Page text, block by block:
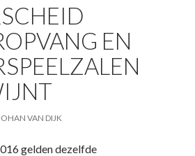
EN
VAN DIJK
gelden dezelfde